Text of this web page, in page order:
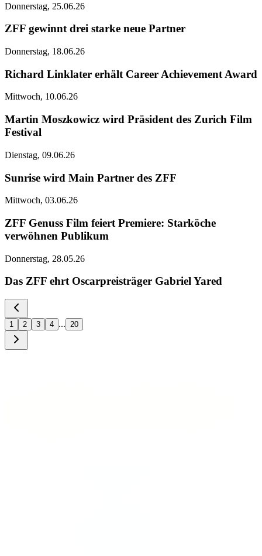
Donnerstag, 25.06.26
ZFF gewinnt drei starke neue Partner
Donnerstag, 18.06.26
Richard Linklater erhält Career Achievement Award
Mittwoch, 10.06.26
Martin Moszkowicz wird Präsident des Zurich Film
Festival
Dienstag, 09.06.26
Sunrise wird Main Partner des ZFF
Mittwoch, 03.06.26
ZFF Genuss Film feiert Premiere: Starköche
verwöhnen Publikum
Donnerstag, 28.05.26
Das ZFF ehrt Oscarpreisträger Gabriel Yared
1 2 3 4 ... 20